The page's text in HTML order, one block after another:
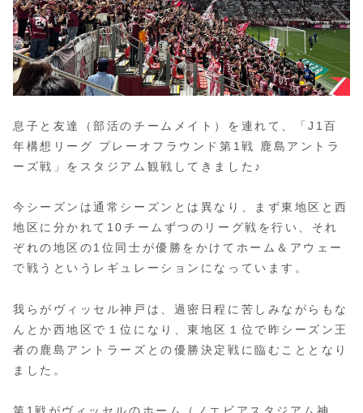
息子と友達（部活のチームメイト）を連れて、「J1百
年構想リーグ プレーオフラウンド第1戦 鹿島アントラ
ーズ戦」をスタジアム観戦してきました♪
今シーズンは通常シーズンとは異なり、まず東地区と西
地区に分かれて10チームずつのリーグ戦を行い、それ
ぞれの地区の1位同士が優勝をかけてホーム＆アウェー
で戦うというレギュレーションになっています。
我らがヴィッセル神戸は、過密日程に苦しみながらもな
んとか西地区で１位になり、東地区１位で昨シーズン王
者の鹿島アントラーズとの優勝決定戦に臨むこととなり
ました。
第1戦がヴィッセルのホーム（ノエビアスタジアム神